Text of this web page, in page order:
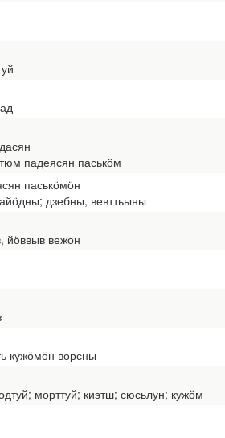
падеясян паськӧм
паськӧмӧн
дзебны, вевттьыны
йӧввыв вежон
кужӧмӧн ворсны
морттуй; киэтш; сюсьлун; кужӧм